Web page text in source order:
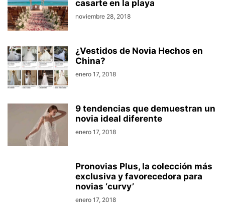
casarte en la playa
noviembre 28, 2018
¿Vestidos de Novia Hechos en
China?
enero 17, 2018
9 tendencias que demuestran un
novia ideal diferente
enero 17, 2018
Pronovias Plus, la colección más
exclusiva y favorecedora para
novias ‘curvy’
enero 17, 2018